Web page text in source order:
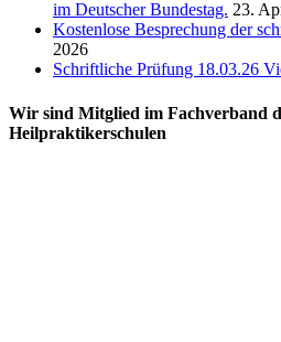
im Deutscher Bundestag. 23.
Kostenlose Besprechung der
2026
Schriftliche Prüfung 18.03.26
Wir sind Mitglied im Fachverband
Heilpraktikerschulen